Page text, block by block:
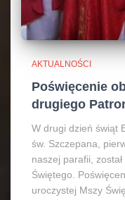
AKTUALNOŚCI
Poświęcenie
drugiego
W drugi dzień świąt
św. Szczepana,
naszej parafii,
Świętego.
uroczystej Mszy